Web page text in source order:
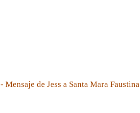
- Mensaje de Jess a Santa Mara Faustina